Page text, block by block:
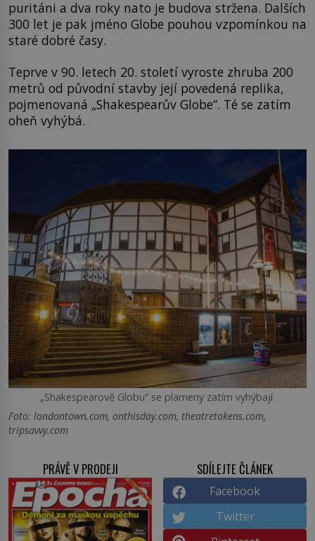
puritáni a dva roky nato je budova stržena. Dalších
300 let je pak jméno Globe pouhou vzpomínkou na
staré dobré časy.
Teprve v 90. letech 20. století vyroste zhruba 200
metrů od původní stavby její povedená replika,
pojmenovaná „Shakespearův Globe“. Té se zatím
oheň vyhýbá.
„Shakespearově Globu“ se plameny zatím vyhýbají.
Foto: londontown.com, onthisday.com, theatretokens.com,
tripsavvy.com
PRÁVĚ V PRODEJI SDÍLEJTE ČLÁNEK
Facebook
Twitter